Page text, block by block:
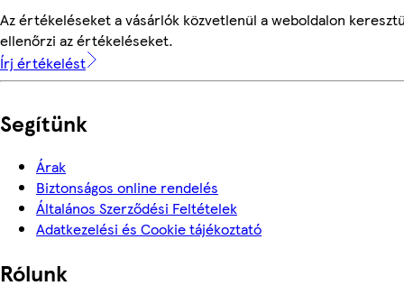
Az értékeléseket a vásárlók közvetlenül a weboldalon
ellenőrzi az értékeléseket.
Írj értékelést
Segítünk
Árak
Biztonságos online rendelés
Általános Szerződési Feltételek
Adatkezelési és Cookie tájékoztató
Rólunk